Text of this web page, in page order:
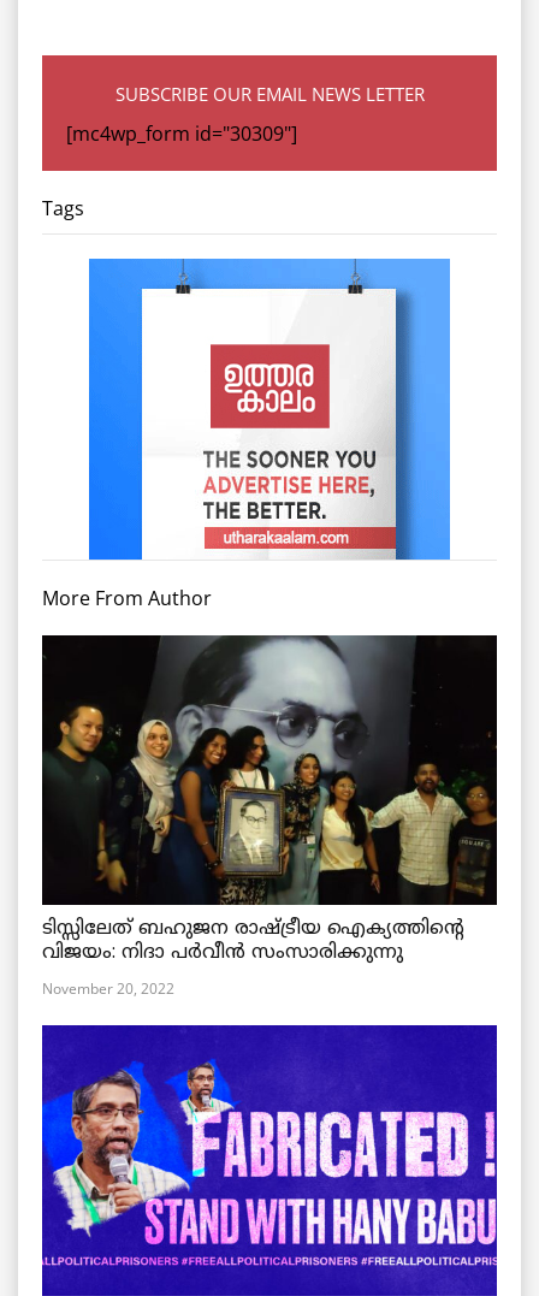
SUBSCRIBE OUR EMAIL NEWS LETTER
[mc4wp_form id="30309"]
Tags
More From Author
ടിസ്സിലേത് ബഹുജന രാഷ്ട്രീയ ഐക്യത്തിന്റെ
വിജയം: നിദാ പർവീൻ സംസാരിക്കുന്നു
November 20, 2022